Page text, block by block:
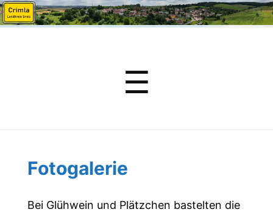
☰
Fotogalerie
Bei Glühwein und Plätzchen bastelten die